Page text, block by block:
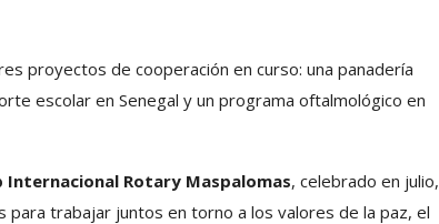
proyectos de cooperación en curso: una panadería
escolar en Senegal y un programa oftalmológico en
Internacional Rotary Maspalomas, celebrado en julio,
trabajar juntos en torno a los valores de la paz, el